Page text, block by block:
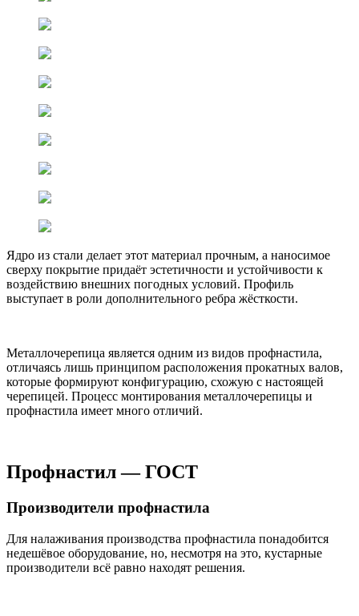
Ядро из стали делает этот материал прочным, а наносимое
сверху покрытие придаёт эстетичности и устойчивости к
воздействию внешних погодных условий. Профиль
выступает в роли дополнительного ребра жёсткости.
Металлочерепица является одним из видов профнастила,
отличаясь лишь принципом расположения прокатных валов,
которые формируют конфигурацию, схожую с настоящей
черепицей. Процесс монтирования металлочерепицы и
профнастила имеет много отличий.
Профнастил — ГОСТ
Производители профнастила
Для налаживания производства профнастила понадобится
недешёвое оборудование, но, несмотря на это, кустарные
производители всё равно находят решения.